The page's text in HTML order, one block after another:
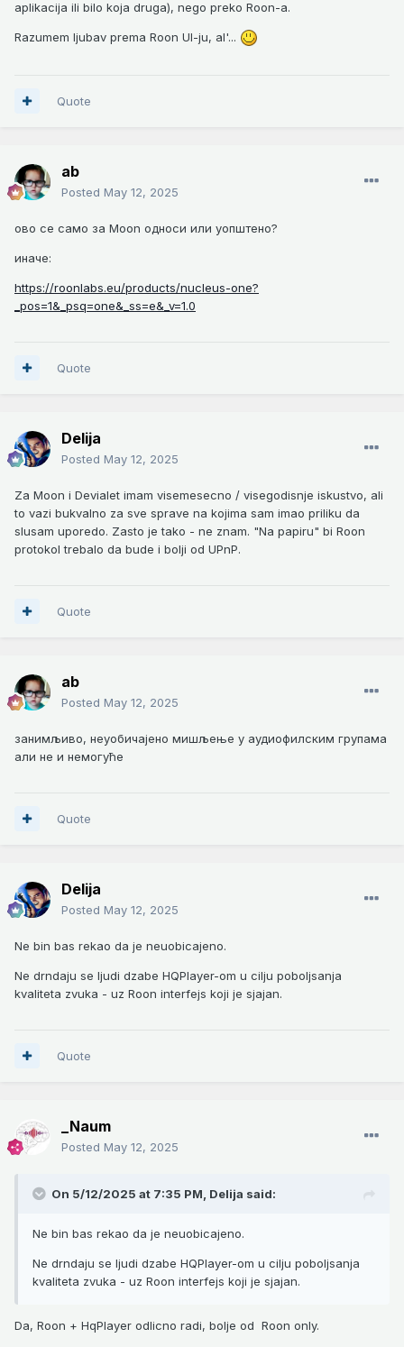
aplikacija ili bilo koja druga), nego preko Roon-a.
Razumem ljubav prema Roon UI-ju, al'...
Quote
ab
Posted May 12, 2025
ово се само за Moon односи или уопштено?
иначе:
https://roonlabs.eu/products/nucleus-one?
_pos=1&_psq=one&_ss=e&_v=1.0
Quote
Delija
Posted May 12, 2025
Za Moon i Devialet imam visemesecno / visegodisnje iskustvo, ali
to vazi bukvalno za sve sprave na kojima sam imao priliku da
slusam uporedo. Zasto je tako - ne znam. "Na papiru" bi Roon
protokol trebalo da bude i bolji od UPnP.
Quote
ab
Posted May 12, 2025
занимљиво, неуобичајено мишљење у аудиофилским групама
али не и немогуће
Quote
Delija
Posted May 12, 2025
Ne bin bas rekao da je neuobicajeno.
Ne drndaju se ljudi dzabe HQPlayer-om u cilju poboljsanja
kvaliteta zvuka - uz Roon interfejs koji je sjajan.
Quote
_Naum
Posted May 12, 2025
On 5/12/2025 at 7:35 PM, Delija said:
Ne bin bas rekao da je neuobicajeno.
Ne drndaju se ljudi dzabe HQPlayer-om u cilju poboljsanja
kvaliteta zvuka - uz Roon interfejs koji je sjajan.
Da, Roon + HqPlayer odlicno radi, bolje od Roon only.